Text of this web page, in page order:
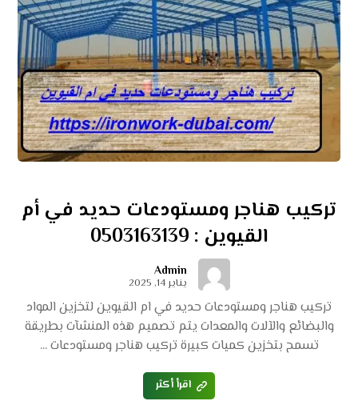
تركيب هناجر ومستودعات حديد في أم
القيوين : 0503163139
Admin
يناير 14, 2025
تركيب هناجر ومستودعات حديد في ام القيوين لتخزين المواد
والبضائع والآلات والمعدات يتم تصميم هذه المنشآت بطريقة
تسمح بتخزين كميات كبيرة تركيب هناجر ومستودعات ...
اقرأ أكثر